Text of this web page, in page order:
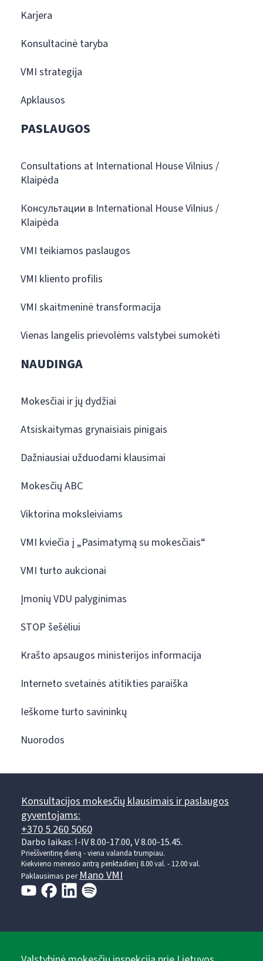
Karjera
Konsultacinė taryba
VMI strategija
Apklausos
PASLAUGOS
Consultations at International House Vilnius /
Klaipėda
Консультации в International House Vilnius /
Klaipėda
VMI teikiamos paslaugos
VMI kliento profilis
VMI skaitmeninė transformacija
Vienas langelis prievolėms valstybei sumokėti
NAUDINGA
Mokesčiai ir jų dydžiai
Atsiskaitymas grynaisiais pinigais
Dažniausiai užduodami klausimai
Mokesčių ABC
Viktorina moksleiviams
VMI kviečia į „Pasimatymą su mokesčiais“
VMI turto aukcionai
Įmonių VDU palyginimas
STOP šešėliui
Krašto apsaugos ministerijos informacija
Interneto svetainės atitikties paraiška
Ieškome turto savininkų
Nuorodos
Konsultacijos mokesčių klausimais ir paslaugos
gyventojams:
+370 5 260 5060
Darbo laikas: I-IV 8.00-17.00, V 8.00-15.45.
Prieššventinę dieną - viena valanda trumpiau.
Kiekvieno mėnesio antrą penktadienį 8.00 val. - 12.00 val.
Paklausimas per Mano VMI